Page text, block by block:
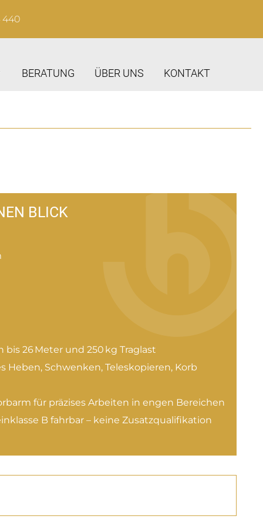
440
BERATUNG ÜBER UNS KONTAKT
BLICK
bis 26 Meter und 250 kg Traglast
Heben, Schwenken, Teleskopieren, Korb
für präzises Arbeiten in engen Bereichen
B fahrbar – keine Zusatzqualifikation